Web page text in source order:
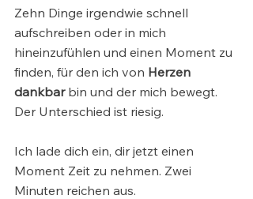
Zehn Dinge irgendwie schnell
aufschreiben oder in mich
hineinzufühlen und einen Moment zu
finden, für den ich von Herzen
dankbar bin und der mich bewegt.
Der Unterschied ist riesig.
Ich lade dich ein, dir jetzt einen
Moment Zeit zu nehmen. Zwei
Minuten reichen aus.